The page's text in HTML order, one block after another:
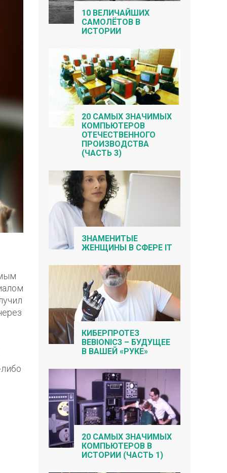
10 ВЕЛИЧАЙШИХ
САМОЛЁТОВ В
ИСТОРИИ
20 САМЫХ ЗНАЧИМЫХ
КОМПЬЮТЕРОВ
ОТЕЧЕСТВЕННОГО
ПРОИЗВОДСТВА
(ЧАСТЬ 3)
ЗНАМЕНИТЫЕ
ЖЕНЩИНЫ В СФЕРЕ IT
КИБЕРПРОТЕЗ
BEBIONIC3 – БУДУЩЕЕ
В ВАШЕЙ «РУКЕ»
20 САМЫХ ЗНАЧИМЫХ
КОМПЬЮТЕРОВ В
ИСТОРИИ (ЧАСТЬ 1)